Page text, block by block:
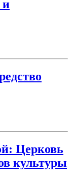
и
Церковь
культуры